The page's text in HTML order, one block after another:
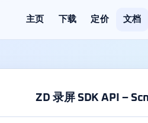
主页 下载 定价 文档
ZD 录屏 SDK API –